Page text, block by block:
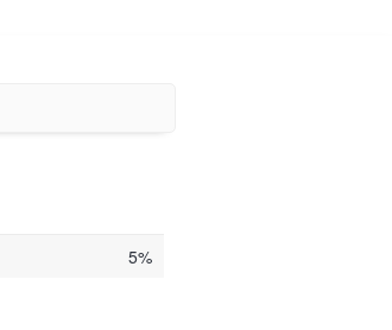
5%